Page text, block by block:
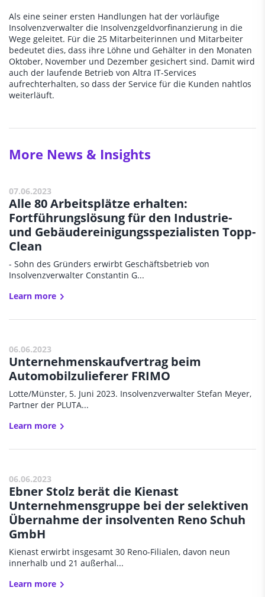
Als eine seiner ersten Handlungen hat der vorläufige
Insolvenzverwalter die Insolvenzgeldvorfinanzierung in die
Wege geleitet. Für die 25 Mitarbeiterinnen und Mitarbeiter
bedeutet dies, dass ihre Löhne und Gehälter in den Monaten
Oktober, November und Dezember gesichert sind. Damit wird
auch der laufende Betrieb von Altra IT-Services
aufrechterhalten, so dass der Service für die Kunden nahtlos
weiterläuft.
More News & Insights
07.06.2023
Alle 80 Arbeitsplätze erhalten:
Fortführungslösung für den Industrie-
und Gebäudereinigungsspezialisten Topp-
Clean
- Sohn des Gründers erwirbt Geschäftsbetrieb von
Insolvenzverwalter Constantin G...
Learn more
06.06.2023
Unternehmenskaufvertrag beim
Automobilzulieferer FRIMO
Lotte/Münster, 5. Juni 2023. Insolvenzverwalter Stefan Meyer,
Partner der PLUTA...
Learn more
06.06.2023
Ebner Stolz berät die Kienast
Unternehmensgruppe bei der selektiven
Übernahme der insolventen Reno Schuh
GmbH
Kienast erwirbt insgesamt 30 Reno-Filialen, davon neun
innerhalb und 21 außerhal...
Learn more